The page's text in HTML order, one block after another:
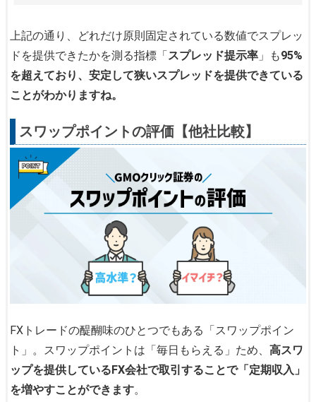
上記の通り、どれだけ原則固定されている数値でスプレッ
ドを提供できたかを測る指標「スプレッド提示率 」も95%
を超えており、安定して狭いスプレッドを提供できている
ことがわかりますね。
スワップポイントの評価【他社比較】
FXトレードの醍醐味のひとつでもある「スワップポイン
ト」。スワップポイントは「毎日もらえる」ため、高スワ
ップを提供しているFX会社で取引することで「定期収入」
を増やすことができます。